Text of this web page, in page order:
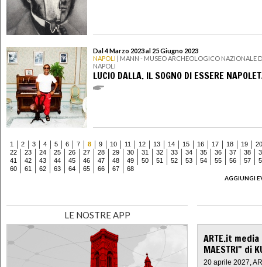
Dal 4 Marzo 2023 al 25 Giugno 2023
NAPOLI | MANN - MUSEO ARCHEOLOGICO NAZIONALE
NAPOLI
LUCIO DALLA. IL SOGNO DI ESSERE
1 2 3 4 5 6 7 8 9 10 11 12 13 14 15 16 17 18 19
20
22
23 24 25 26 27 28 29 30 31 32 33 34 35 36 37 38
41
42 43 44 45 46 47 48 49 50 51 52 53 54 55 56 57
60
61 62 63 64 65 66 67
68
AGGIUNGI
LE NOSTRE APP
ARTE.it
MAESTRI" di
20 aprile 2027,